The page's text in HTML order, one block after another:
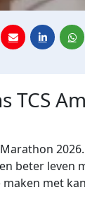
TCS
beter leven
met